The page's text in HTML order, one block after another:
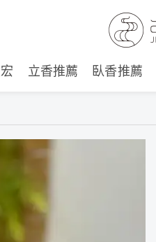
立香推薦 臥香推薦